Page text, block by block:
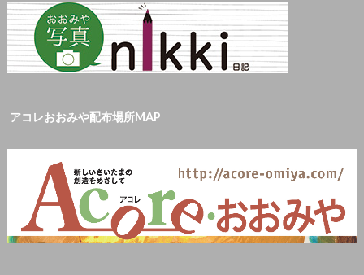
アコレおおみや配布場所MAP